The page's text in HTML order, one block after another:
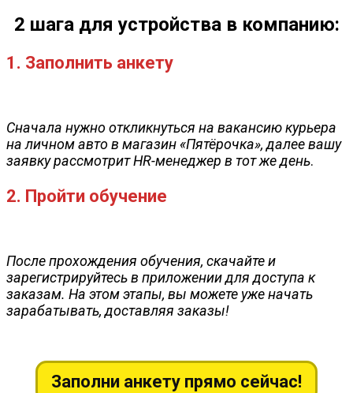
2 шага для устройства в компанию:
1. Заполнить анкету
Сначала нужно откликнуться на вакансию курьера
на личном авто в магазин «Пятёрочка», далее вашу
заявку рассмотрит HR-менеджер в тот же день.
2. Пройти обучение
После прохождения обучения, скачайте и
зарегистрируйтесь в приложении для доступа к
заказам. На этом этапы, вы можете уже начать
зарабатывать, доставляя заказы!
Заполни анкету прямо сейчас!